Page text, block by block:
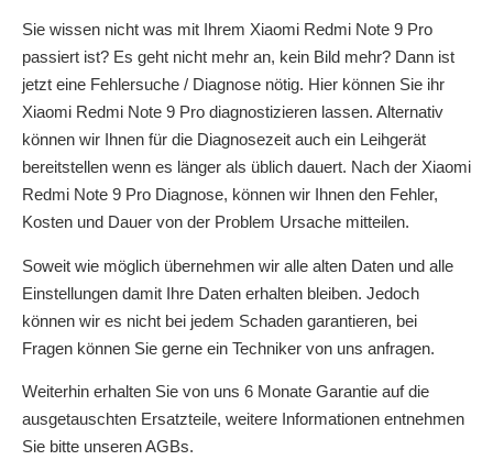
Sie wissen nicht was mit Ihrem Xiaomi Redmi Note 9 Pro
passiert ist? Es geht nicht mehr an, kein Bild mehr? Dann ist
jetzt eine Fehlersuche / Diagnose nötig. Hier können Sie ihr
Xiaomi Redmi Note 9 Pro diagnostizieren lassen. Alternativ
können wir Ihnen für die Diagnosezeit auch ein Leihgerät
bereitstellen wenn es länger als üblich dauert. Nach der Xiaomi
Redmi Note 9 Pro Diagnose, können wir Ihnen den Fehler,
Kosten und Dauer von der Problem Ursache mitteilen.
Soweit wie möglich übernehmen wir alle alten Daten und alle
Einstellungen damit Ihre Daten erhalten bleiben. Jedoch
können wir es nicht bei jedem Schaden garantieren, bei
Fragen können Sie gerne ein Techniker von uns anfragen.
Weiterhin erhalten Sie von uns 6 Monate Garantie auf die
ausgetauschten Ersatzteile, weitere Informationen entnehmen
Sie bitte unseren AGBs.